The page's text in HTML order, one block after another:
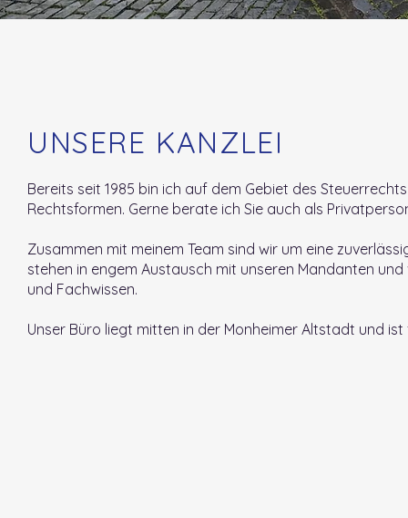
UNSERE KANZLEI
Bereits seit 1985 bin ich auf dem Gebiet des
Rechtsformen. Gerne berate ich Sie auch als
Zusammen mit meinem Team sind wir um eine
stehen in engem Austausch mit unseren Mandanten
und Fachwissen.
Unser Büro liegt mitten in der Monheimer Altstadt und